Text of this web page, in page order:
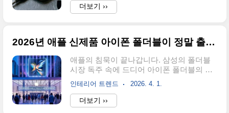
간20 ~ 80%이 구간을 유지하면 수명이 가장
길어요배터리가 좋아하는 온도25°C고온·저
준 사이클 수 2. 100% 완충, 사실 좋지 않아
래 가지 않나?" 직관적으로 맞는 말 같지만,
리튬이온 배터리의 특성상 100%에 가까울
수록 셀에 스트레스가 쌓입니다. 마찬가지
로 0%까지 완전히 방전시키는 것도 배터리
수명을 갉아먹는 행동이에요. 💡 쉽게 말하
더보기 ››
2026년 애플 신제품 아이폰 폴더블이 정말 출시될까?
애플의 침묵이 끝나갑니다. 삼성의 폴더블
시장 독주 속에 드디어 아이폰 폴더블의 구
체적인 윤곽이 드러나고 있습니다. 2026년
애플 신제품 라인업의 주인공이 될 이 기기
의 핵심 정보를 빠르게 정리합니다. 1. 아이
폰 폴더블 출시일: 2026년 하반기 유력현재
인테리어 트렌드 2026. 4. 1.
더보기 ››